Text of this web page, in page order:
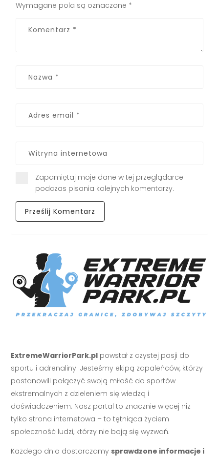
Wymagane pola są oznaczone *
Zapamiętaj moje dane w tej przeglądarce
podczas pisania kolejnych komentarzy.
ExtremeWarriorPark.pl powstał z czystej pasji do
sportu i adrenaliny. Jesteśmy ekipą zapaleńców, którzy
postanowili połączyć swoją miłość do sportów
ekstremalnych z dzieleniem się wiedzą i
doświadczeniem. Nasz portal to znacznie więcej niż
tylko strona internetowa – to tętniąca życiem
społeczność ludzi, którzy nie boją się wyzwań.
Każdego dnia dostarczamy sprawdzone informacje i